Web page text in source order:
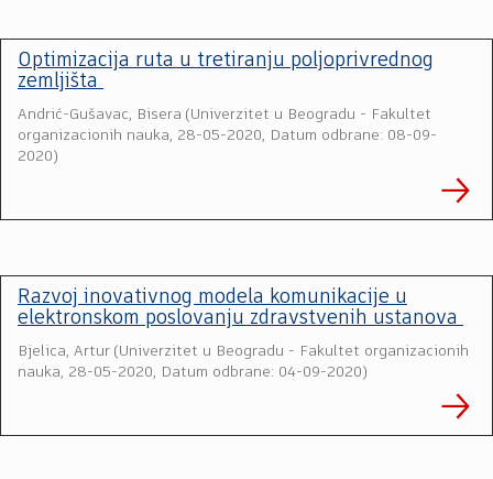
Optimizacija ruta u tretiranju poljoprivrednog
zemljišta
Andrić-Gušavac, Bisera (Univerzitet u Beogradu - Fakultet
organizacionih nauka, 28-05-2020, Datum odbrane: 08-09-
2020)
Razvoj inovativnog modela komunikacije u
elektronskom poslovanju zdravstvenih ustanova
Bjelica, Artur (Univerzitet u Beogradu - Fakultet organizacionih
nauka, 28-05-2020, Datum odbrane: 04-09-2020)